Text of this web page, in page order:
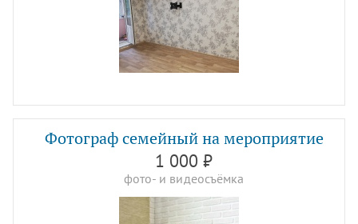
Фотограф семейный на мероприятие
1 000 ₽
фото- и видеосъёмка